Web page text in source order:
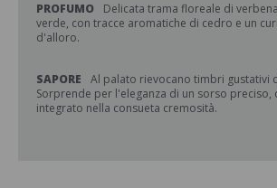
PROFUMO
Delicata trama floreale di
verde, con tracce aromatiche di cedro e un
d'alloro.
SAPORE
Al palato rievocano timbri gustativi
Sorprende per l'eleganza di un sorso preciso,
integrato nella consueta cremosità.